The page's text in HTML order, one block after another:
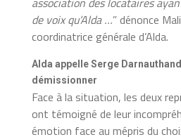
de voix qu’Alda …” dénonce
coordinatrice générale d’Alda.
Alda appelle Serge
démissionner
Face à la situation, les deux
ont témoigné de leur
émotion face au mépris du